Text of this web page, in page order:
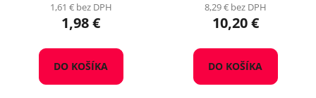
1,61 € bez DPH
1,98 €
DO KOŠÍKA
8,29 € bez DPH
10,20 €
DO KOŠÍKA